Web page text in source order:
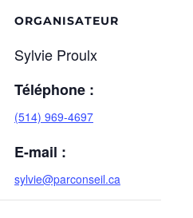
ORGANISATEUR
Sylvie Proulx
Téléphone :
(514) 969-4697
E-mail :
sylvie@parconseil.ca